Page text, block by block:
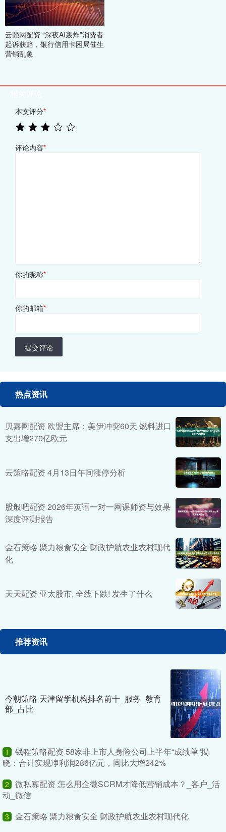
云燚网配资 “深夜AI轰炸”消费者
起诉获赔，银行信用卡困局催生
营销乱象
本文评分*
评论内容*
你的昵称*
你的邮箱*
提交评论
热点资讯
贝嘉网配资 欧盟主席：美伊冲突60天 燃料进口
支出增270亿欧元
云策略配资 4月13日午间涨停分析
股般吧配资 2026年英语一对一网课师资与效果
深度评测报告
金石策略 聚力粮食安全 财政护航农业农村现代
化
天天配资 亚太股市, 全线下跌! 发生了什么
推荐资讯
今朝策略 天津留学机构排名前十_服务_教育
部_占比
1
钱程策略配资 58家非上市人身险公司上半年“成绩单”揭
晓：合计实现净利润286亿元，同比大增242%
2
微私寡配资 怎么用企微SCRM才降低营销成本？_客户_活
动_微信
3
金石策略 聚力粮食安全 财政护航农业农村现代化